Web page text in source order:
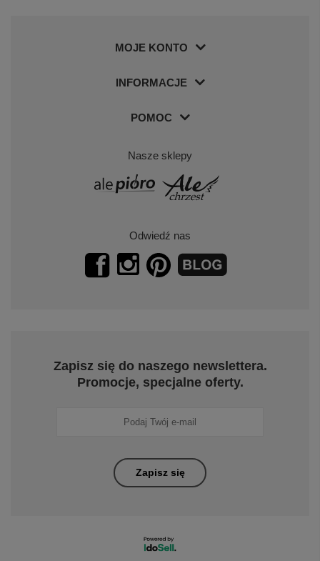
MOJE KONTO
INFORMACJE
POMOC
Nasze sklepy
Odwiedź nas
Zapisz się do naszego newslettera.
Promocje, specjalne oferty.
Zapisz się